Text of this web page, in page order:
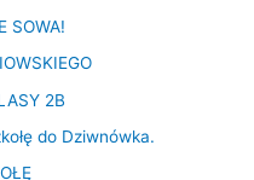
SOWA!
2B
do Dziwnówka.